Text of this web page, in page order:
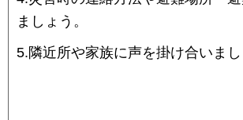
ましょう。
5.隣近所や家族に声を掛け合いまし